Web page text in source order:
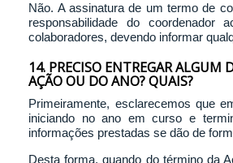
Não. A assinatura de um termo de
responsabilidade do
colaboradores, devendo informar
14. PRECISO ENTREGAR
AÇÃO OU DO ANO? QUAIS?
Primeiramente, esclarecemos que
iniciando no ano em curso e
informações prestadas se dão de
Desta forma, quando do término da